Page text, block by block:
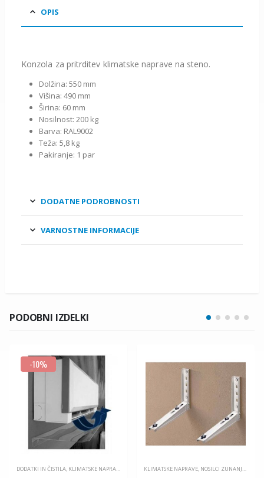
OPIS
Konzola za pritrditev klimatske naprave na steno.
Dolžina: 550 mm
Višina: 490 mm
Širina: 60 mm
Nosilnost: 200 kg
Barva: RAL9002
Teža: 5,8 kg
Pakiranje: 1 par
DODATNE PODROBNOSTI
VARNOSTNE INFORMACIJE
PODOBNI IZDELKI
-10%
DODATKI IN ČISTILA, KLIMATSKE NAPRAVE PRIBOR ZA KLIMA NAPRAVE
KLIMATSKE NAPRAVE, NOSILCI ZUNANJIH ENOT